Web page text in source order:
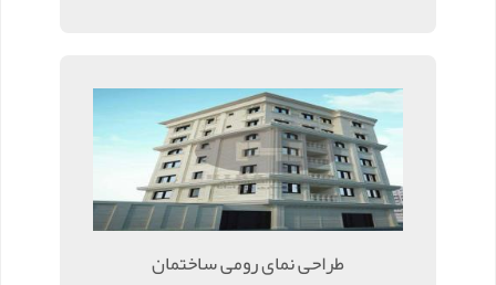
طراحی نمای رومی ساختمان